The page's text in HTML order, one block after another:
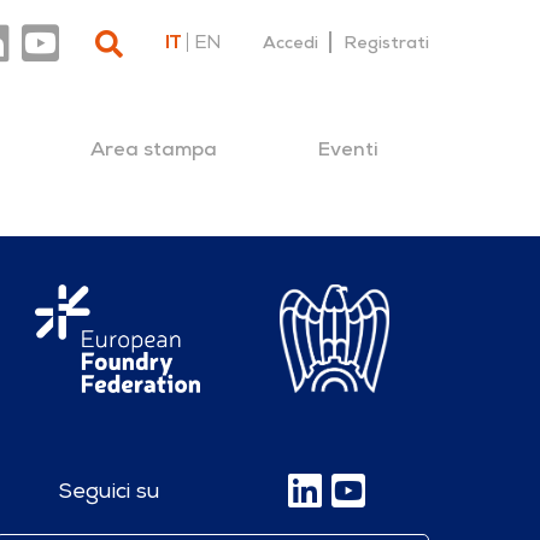
IT EN Accedi Registrati
Area stampa Eventi
Seguici su